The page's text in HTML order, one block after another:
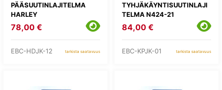
PÄÄSUUTINLAJITELMA
HARLEY
78,00 €
EBC-HDJK-12 tarkista saatavuus
TYHJÄKÄYNTISUUTINLAJI
TELMA N424-21
84,00 €
EBC-KPJK-01 tarkista saatavuus